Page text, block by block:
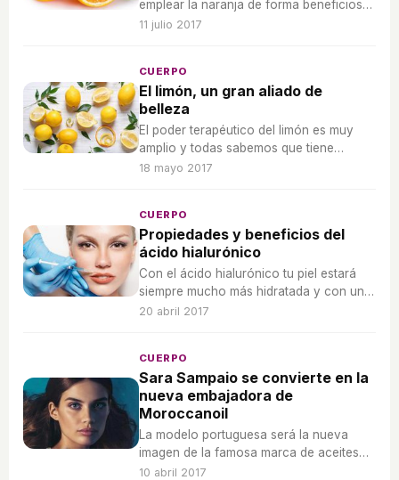
emplear la naranja de forma beneficiosa
para la salud.
11 julio 2017
CUERPO
El limón, un gran aliado de
belleza
El poder terapéutico del limón es muy
amplio y todas sabemos que tiene
innumerables beneficios para nuestro
18 mayo 2017
CUERPO
Propiedades y beneficios del
ácido hialurónico
Con el ácido hialurónico tu piel estará
siempre mucho más hidratada y con una
apariencia mucho más joven.
20 abril 2017
CUERPO
Sara Sampaio se convierte en la
nueva embajadora de
Moroccanoil
La modelo portuguesa será la nueva
imagen de la famosa marca de aceites
de argán.
10 abril 2017